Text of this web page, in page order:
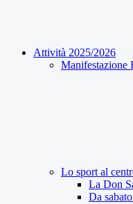
Attività 2025/2026
Manifestazione
Lo sport al
La Don
Da